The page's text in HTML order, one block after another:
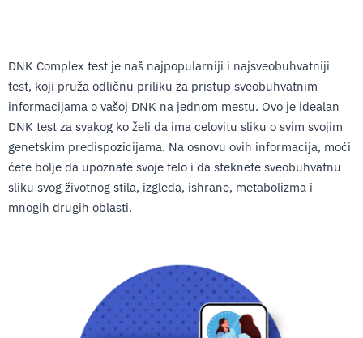
DNK Complex test je naš najpopularniji i najsveobuhvatniji
test, koji pruža odličnu priliku za pristup sveobuhvatnim
informacijama o vašoj DNK na jednom mestu. Ovo je idealan
DNK test za svakog ko želi da ima celovitu sliku o svim svojim
genetskim predispozicijama. Na osnovu ovih informacija, moći
ćete bolje da upoznate svoje telo i da steknete sveobuhvatnu
sliku svog životnog stila, izgleda, ishrane, metabolizma i
mnogih drugih oblasti.